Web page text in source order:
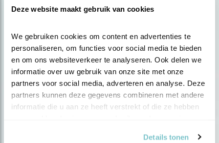
Deze website maakt gebruik van cookies
We gebruiken cookies om content en advertenties te
personaliseren, om functies voor social media te bieden
en om ons websiteverkeer te analyseren. Ook delen we
informatie over uw gebruik van onze site met onze
partners voor social media, adverteren en analyse. Deze
partners kunnen deze gegevens combineren met andere
informatie die u aan ze heeft verstrekt of die ze hebben
Details tonen